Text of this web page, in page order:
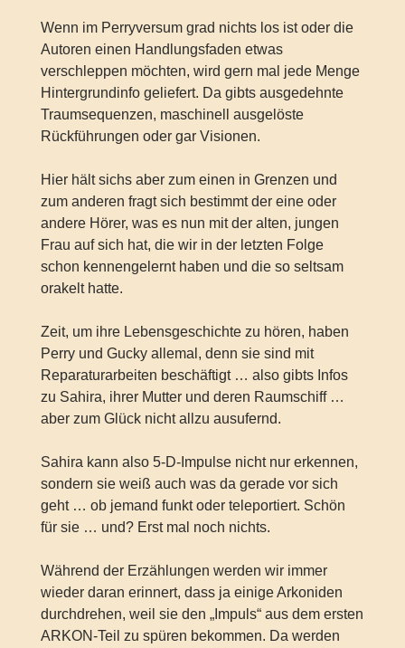
Wenn im Perryversum grad nichts los ist oder die
Autoren einen Handlungsfaden etwas
verschleppen möchten, wird gern mal jede Menge
Hintergrundinfo geliefert. Da gibts ausgedehnte
Traumsequenzen, maschinell ausgelöste
Rückführungen oder gar Visionen.
Hier hält sichs aber zum einen in Grenzen und
zum anderen fragt sich bestimmt der eine oder
andere Hörer, was es nun mit der alten, jungen
Frau auf sich hat, die wir in der letzten Folge
schon kennengelernt haben und die so seltsam
orakelt hatte.
Zeit, um ihre Lebensgeschichte zu hören, haben
Perry und Gucky allemal, denn sie sind mit
Reparaturarbeiten beschäftigt … also gibts Infos
zu Sahira, ihrer Mutter und deren Raumschiff …
aber zum Glück nicht allzu ausufernd.
Sahira kann also 5-D-Impulse nicht nur erkennen,
sondern sie weiß auch was da gerade vor sich
geht … ob jemand funkt oder teleportiert. Schön
für sie … und? Erst mal noch nichts.
Während der Erzählungen werden wir immer
wieder daran erinnert, dass ja einige Arkoniden
durchdrehen, weil sie den „Impuls“ aus dem ersten
ARKON-Teil zu spüren bekommen. Da werden